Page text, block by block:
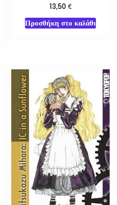
13,50 €
Προσθήκη στο καλάθι